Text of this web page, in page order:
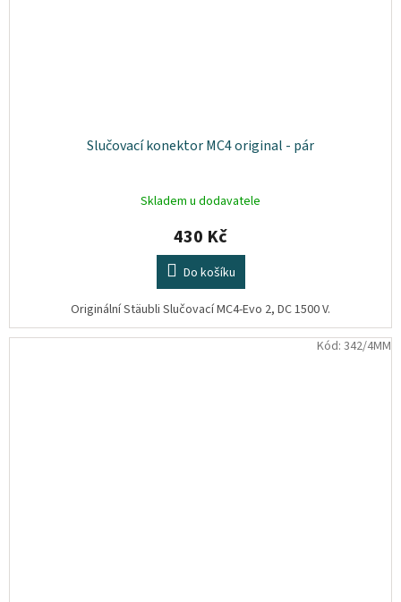
Slučovací konektor MC4 original - pár
Skladem u dodavatele
430 Kč
Do košíku
Originální Stäubli Slučovací MC4-Evo 2, DC 1500 V.
Kód: 342/4MM